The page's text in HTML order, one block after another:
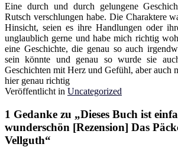
Eine durch und durch gelungene
Rutsch verschlungen habe. Die Charaktere
Hinsicht, seien es ihre Handlungen oder
unglaublich gerne und habe mich richtig
eine Geschichte, die genau so auch
sein könnte und genau so wurde sie
Geschichten mit Herz und Gefühl, aber auch
hier genau richtig
Veröffentlicht in Uncategorized
1 Gedanke zu „Dieses Buch ist
wunderschön [Rezension] Das
Vellguth“